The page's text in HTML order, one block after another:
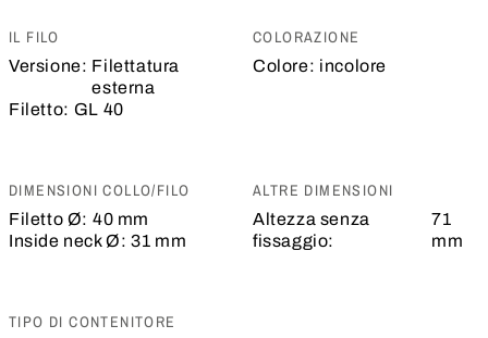
IL FILO
Versione: Filettatura
esterna
Filetto: GL 40
COLORAZIONE
Colore: incolore
DIMENSIONI COLLO/FILO
Filetto Ø: 40 mm
Inside neck Ø: 31 mm
ALTRE DIMENSIONI
Altezza senza
fissaggio:
71
mm
TIPO DI CONTENITORE